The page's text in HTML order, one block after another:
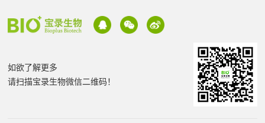
如欲了解更多
请扫描宝录生物微信二维码！